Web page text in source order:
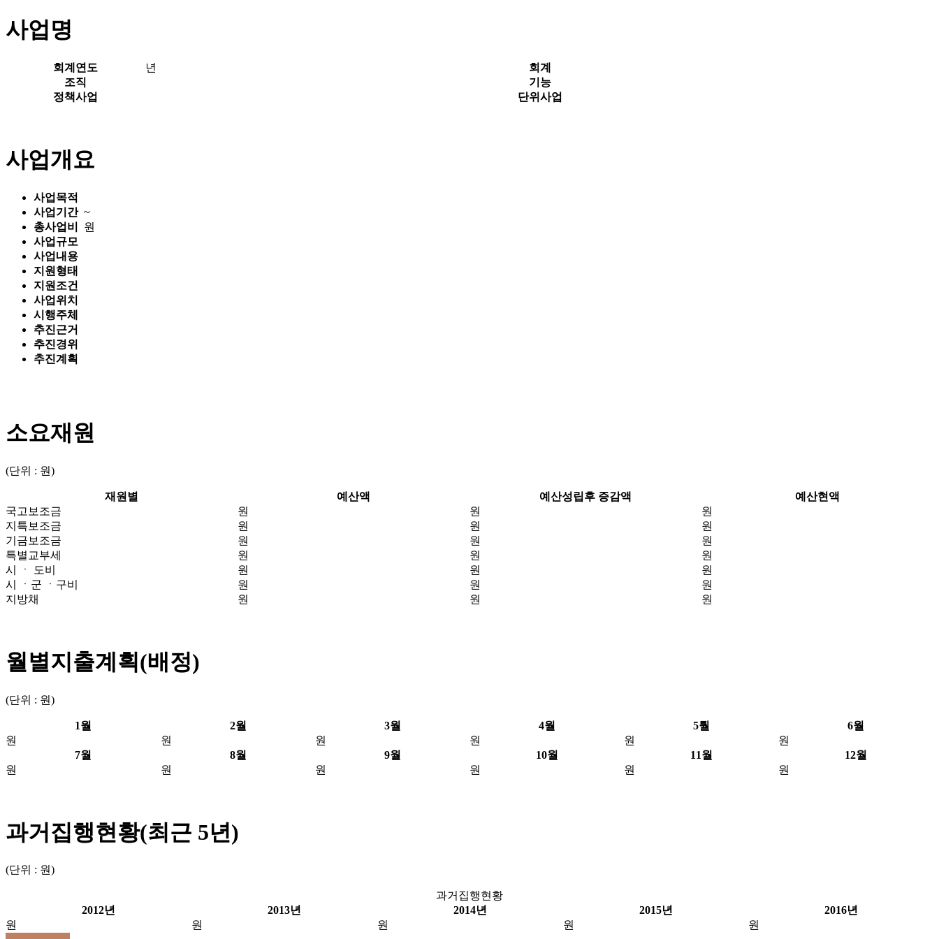
사업명
회계연도 년
회계
조직
기능
정책사업
단위사업
사업개요
사업목적
사업기간 ~
총사업비 원
사업규모
사업내용
지원형태
지원조건
사업위치
시행주체
추진근거
추진경위
추진계획
소요재원
(단위 : 원)
재원별 예산액 예산성립후 증감액
예산현액
국고보조금
원 원
원
지특보조금
원 원
원
기금보조금
원 원
원
특별교부세
원 원
원
시 ㆍ 도비
원 원
원
시 ㆍ군 ㆍ구비
원 원
원
지방채
원 원 원
월별지출계획(배정)
(단위 : 원)
1월 2월 3월 4월 5퉐
6월
원
원 원 원 원
원
7월
8월 9월 10월 11월
12월
원
원 원 원 원 원
과거집행현황(최근 5년)
(단위 : 원)
과거집행현황
2012년
2013년 2014년 2015년
2016년
원
원 원 원 원